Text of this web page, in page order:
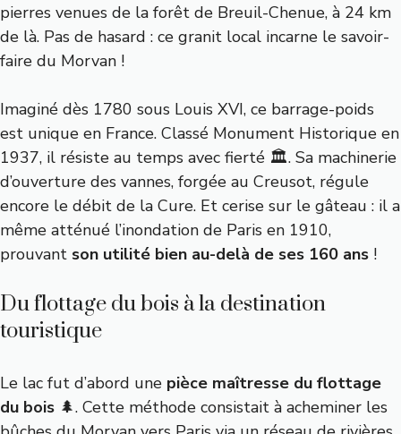
pierres venues de la forêt de Breuil-Chenue, à 24 km
de là. Pas de hasard : ce granit local incarne le savoir-
faire du Morvan !
Imaginé dès 1780 sous Louis XVI, ce barrage-poids
est unique en France. Classé Monument Historique en
1937, il résiste au temps avec fierté 🏛️. Sa machinerie
d’ouverture des vannes, forgée au Creusot, régule
encore le débit de la Cure. Et cerise sur le gâteau : il a
même atténué l’inondation de Paris en 1910,
prouvant son utilité bien au-delà de ses 160 ans !
Du flottage du bois à la destination
touristique
Le lac fut d’abord une pièce maîtresse du flottage
du bois 🌲. Cette méthode consistait à acheminer les